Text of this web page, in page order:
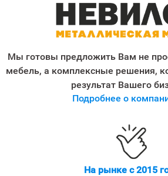
Мы готовы предложить Вам не
мебель, а комплексные решения,
результат Вашего
Подробнее о
На рынке с 2015